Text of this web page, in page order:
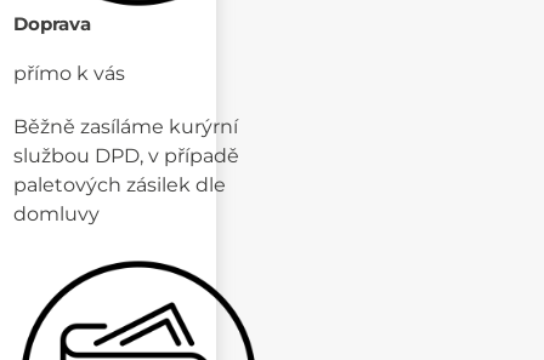
Doprava
přímo k vás
Běžně zasíláme kurýrní
službou DPD, v případě
paletových zásilek dle
domluvy